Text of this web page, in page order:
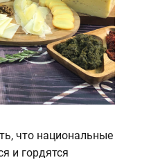
что национальные
и гордятся